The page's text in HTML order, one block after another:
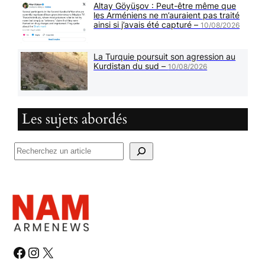
Altay Göyüşov : Peut-être même que
les Arméniens ne m’auraient pas traité
ainsi si j’avais été capturé –10/08/2026
La Turquie poursuit son agression au
Kurdistan du sud –10/08/2026
Les sujets abordés
R
h
e
r
h# # #